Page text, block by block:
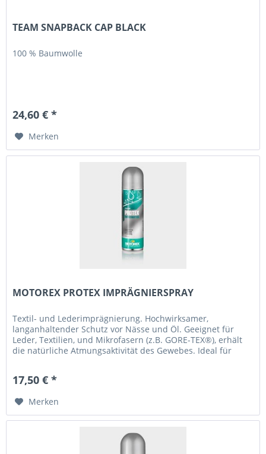
TEAM SNAPBACK CAP BLACK
100 % Baumwolle
24,60 € *
Merken
MOTOREX PROTEX IMPRÄGNIERSPRAY
Textil- und Lederimprägnierung. Hochwirksamer,
langanhaltender Schutz vor Nässe und Öl. Geeignet für
Leder, Textilien, und Mikrofasern (z.B. GORE-TEX®), erhält
die natürliche Atmungsaktivität des Gewebes. Ideal für
17,50 € *
Merken